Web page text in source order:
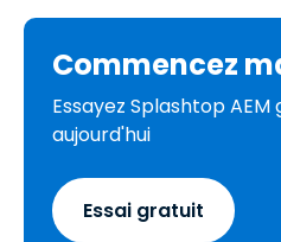
Commencez
Essayez Splashtop
aujourd'hui
Essai gratuit